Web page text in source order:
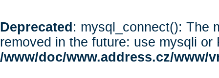
Deprecated : mysql_connect(): The
removed in the future: use mysqli or
/www/doc/www.address.cz/www/